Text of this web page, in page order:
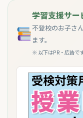
学習支援サー
不登校のお子さ
ます。
※ 以下はPR・広告で